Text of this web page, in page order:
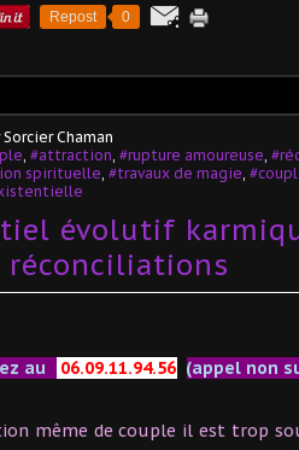
Repost 0
Chaman
#attraction #rupture amoureuse
spirituelle #travaux de magie
évolutif
réconciliations
au 06.09.11.94.56 (appel non
même de couple il est trop